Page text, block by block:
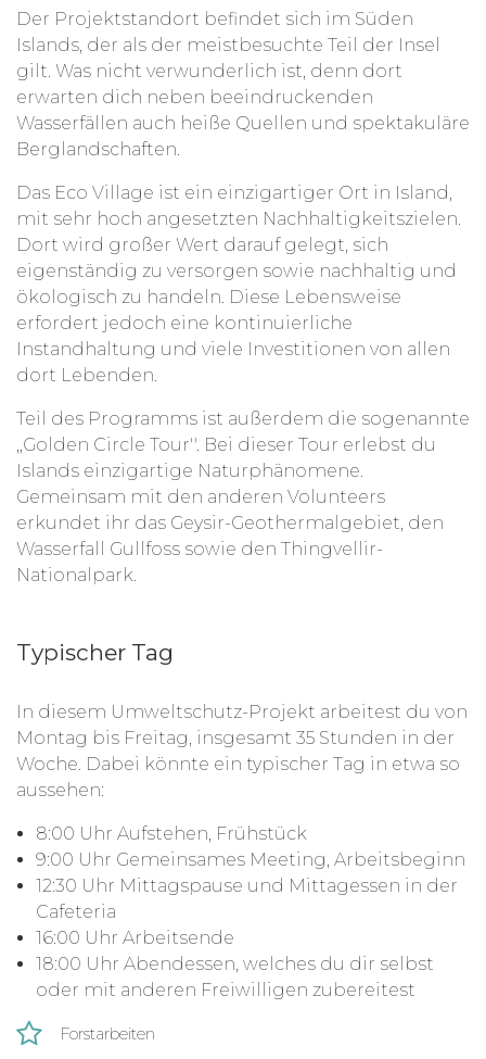
Damit hilfst du aktiv gegen den Klimawandel und
kannst ganz nebenbei auch Freunde fürs Leben in
diesem Projekt kennenlernen.
Der Projektstandort befindet sich im Süden
Islands, der als der meistbesuchte Teil der Insel
gilt. Was nicht verwunderlich ist, denn dort
erwarten dich neben beeindruckenden
Wasserfällen auch heiße Quellen und spektakuläre
Berglandschaften.
Das Eco Village ist ein einzigartiger Ort in Island,
mit sehr hoch angesetzten Nachhaltigkeitszielen.
Dort wird großer Wert darauf gelegt, sich
eigenständig zu versorgen sowie nachhaltig und
ökologisch zu handeln. Diese Lebensweise
erfordert jedoch eine kontinuierliche
Instandhaltung und viele Investitionen von allen
dort Lebenden.
Teil des Programms ist außerdem die sogenannte
,,Golden Circle Tour''. Bei dieser Tour erlebst du
Islands einzigartige Naturphänomene.
Gemeinsam mit den anderen Volunteers
erkundet ihr das Geysir-Geothermalgebiet, den
Wasserfall Gullfoss sowie den Thingvellir-
Nationalpark.
Typischer Tag
In diesem Umweltschutz-Projekt arbeitest du von
Montag bis Freitag, insgesamt 35 Stunden in der
Woche. Dabei könnte ein typischer Tag in etwa so
aussehen:
8:00 Uhr Aufstehen, Frühstück
9:00 Uhr Gemeinsames Meeting, Arbeitsbeginn
12:30 Uhr Mittagspause und Mittagessen in der
Cafeteria
16:00 Uhr Arbeitsende
18:00 Uhr Abendessen, welches du dir selbst
oder mit anderen Freiwilligen zubereitest
Forstarbeiten